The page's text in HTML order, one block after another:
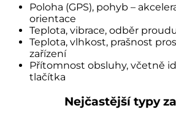
Poloha (GPS), pohyb –
orientace
Teplota, vibrace, odběr
Teplota, vlhkost, prašnost
zařízení
Přítomnost obsluhy, včetně
tlačítka
Nejčastější typy